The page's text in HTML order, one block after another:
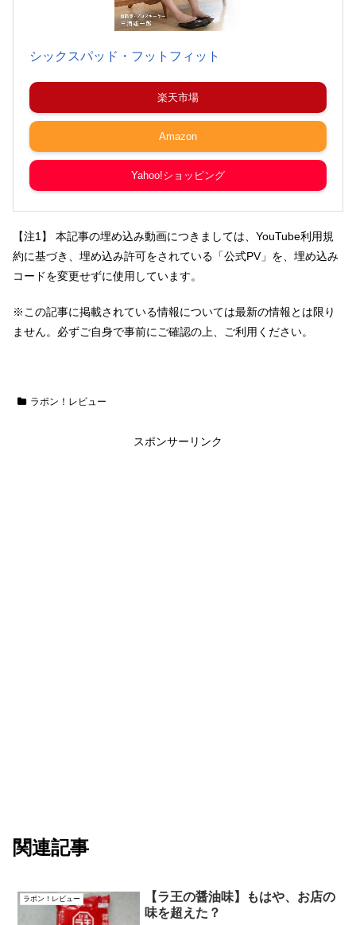
シックスパッド・フットフィット
楽天市場
Amazon
Yahoo!ショッピング
【注1】 本記事の埋め込み動画につきましては、YouTube利用規
約に基づき、埋め込み許可をされている「公式PV」を、埋め込み
コードを変更せずに使用しています。
※この記事に掲載されている情報については最新の情報とは限り
ません。必ずご自身で事前にご確認の上、ご利用ください。
ラポン！レビュー
スポンサーリンク
関連記事
ラポン！レビュー
【ラ王の醤油味】もはや、お店の
味を超えた？